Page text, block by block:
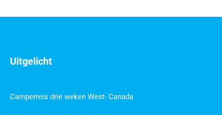
Uitgelicht
Camperreis drie weken West- Canada